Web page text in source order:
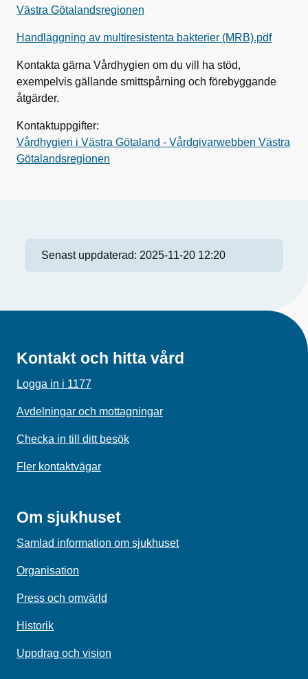
Västra Götalandsregionen
Handläggning av multiresistenta bakterier (MRB).pdf
Kontakta gärna Vårdhygien om du vill ha stöd,
exempelvis gällande smittspårning och förebyggande
åtgärder.
Kontaktuppgifter:
Vårdhygien i Västra Götaland - Vårdgivarwebben Västra
Götalandsregionen
Senast uppdaterad: 2025-11-20 12:20
Kontakt och hitta vård
Logga in i 1177
Avdelningar och mottagningar
Checka in till ditt besök
Fler kontaktvägar
Om sjukhuset
Samlad information om sjukhuset
Organisation
Press och omvärld
Historik
Uppdrag och vision